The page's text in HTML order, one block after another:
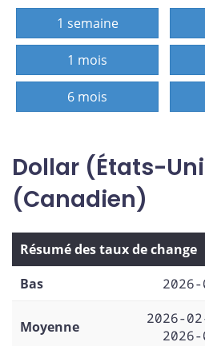
1 semaine
1 mois
6 mois
Dollar (États-
(Canadien)
Résumé des taux de change
Bas
Moyenne
2026-